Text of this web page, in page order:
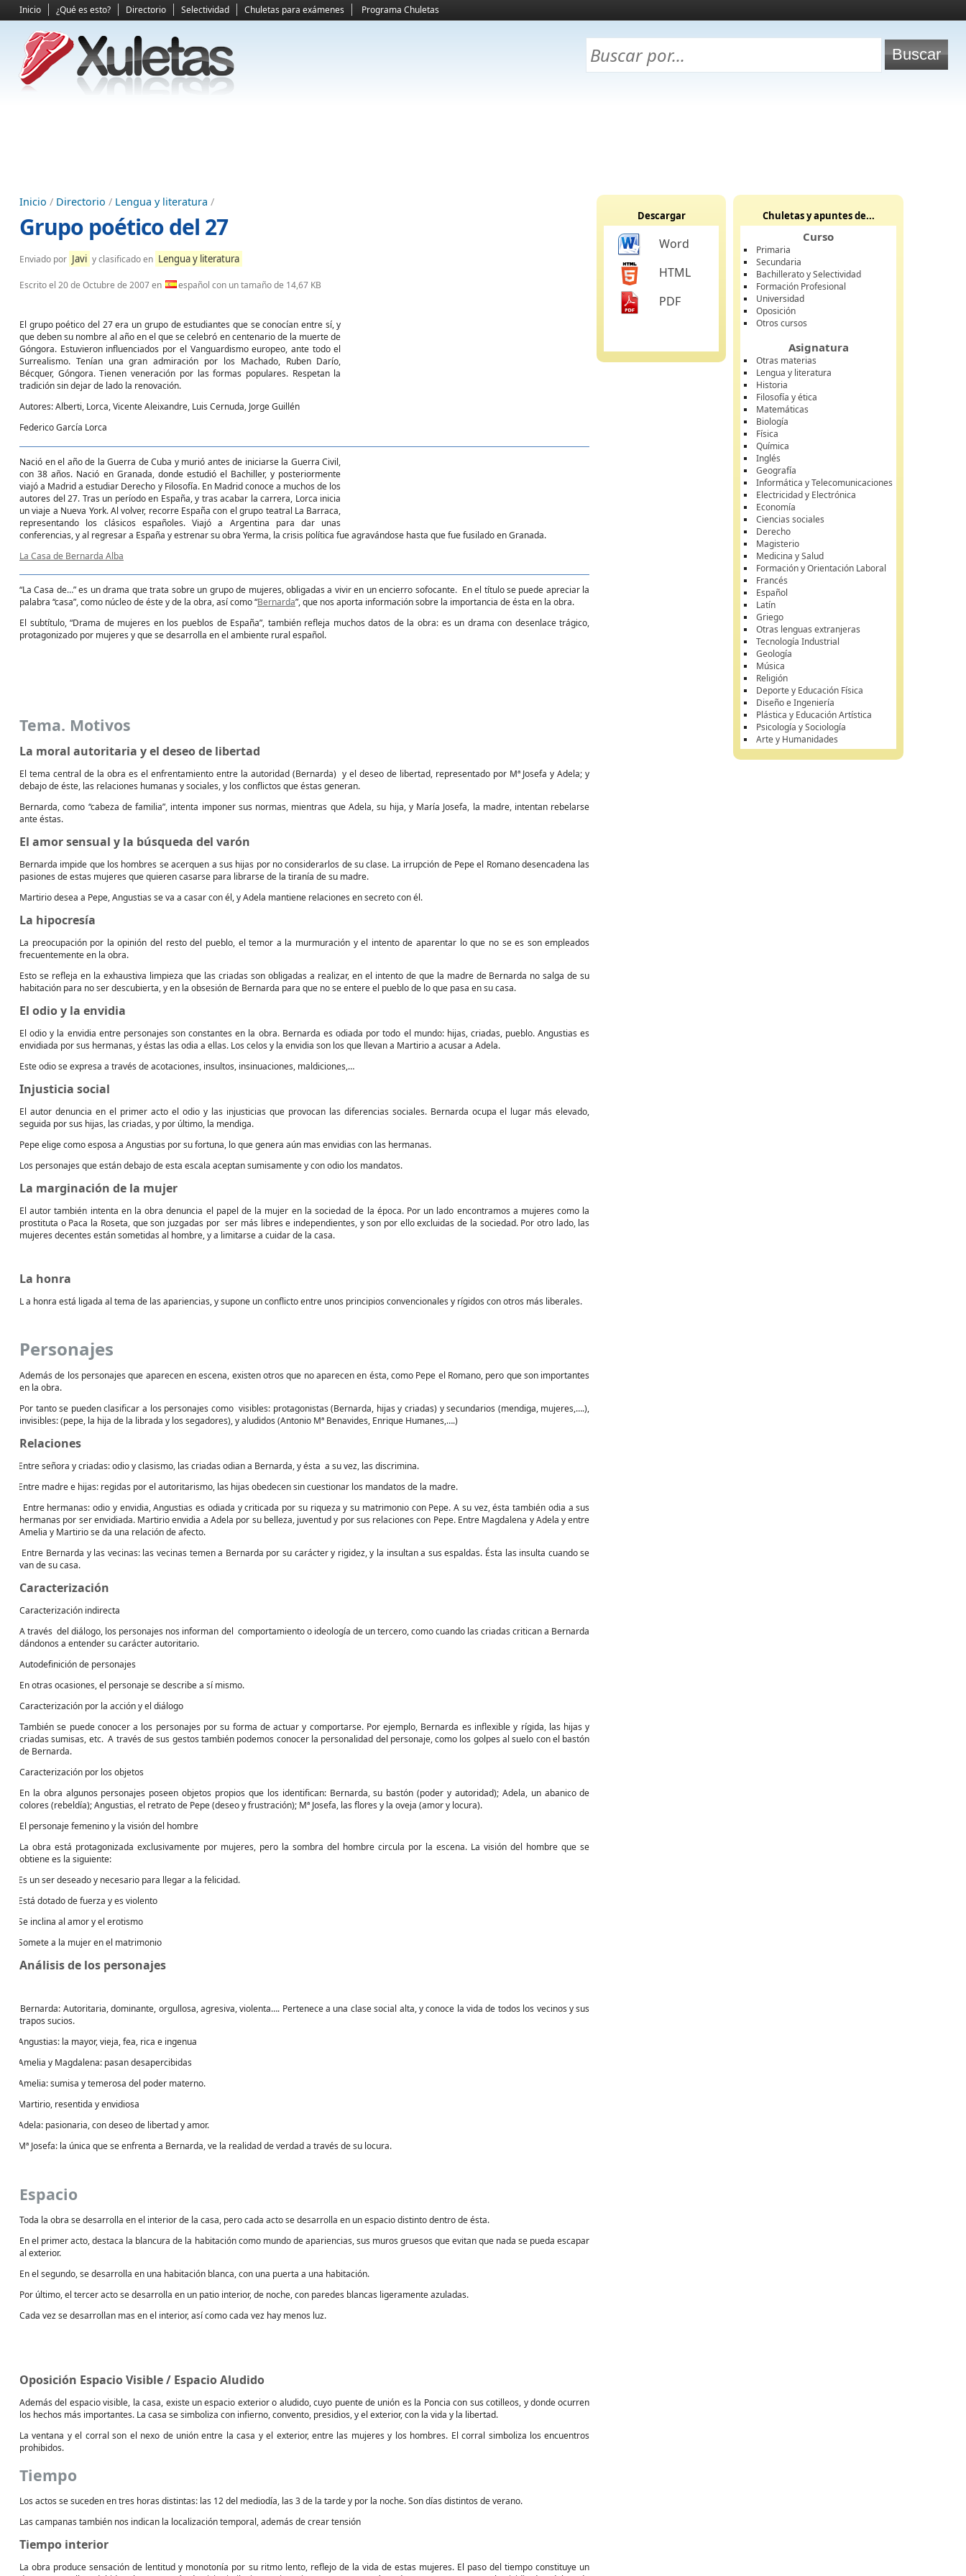
Inicio ¿Qué es esto? Directorio Selectividad Chuletas para exámenes Programa Chuletas
Inicio / Directorio / Lengua y literatura /
Grupo poético del 27
Enviado por Javi y clasificado en Lengua y literatura
Escrito el 20 de Octubre de 2007en español con un tamaño de 14,67 KB
El grupo poético del 27 era un grupo de estudiantes que se conocían entre sí, y
que deben su nombre al año en el que se celebró en centenario de la muerte de
Góngora. Estuvieron influenciados por el Vanguardismo europeo, ante todo el
Surrealismo. Tenían una gran admiración por los Machado, Ruben Darío,
Bécquer, Góngora. Tienen veneración por las formas populares. Respetan la
tradición sin dejar de lado la renovación.
Autores: Alberti, Lorca, Vicente Aleixandre, Luis Cernuda, Jorge Guillén
Federico García Lorca
Nació en el año de la Guerra de Cuba y murió antes de iniciarse la Guerra Civil,
con 38 años. Nació en Granada, donde estudió el Bachiller, y posteriormente
viajó a Madrid a estudiar Derecho y Filosofía. En Madrid conoce a muchos de los
autores del 27. Tras un período en España, y tras acabar la carrera, Lorca inicia
un viaje a Nueva York. Al volver, recorre España con el grupo teatral La Barraca,
representando los clásicos españoles. Viajó a Argentina para dar unas
conferencias, y al regresar a España y estrenar su obra Yerma, la crisis política fue agravándose hasta que fue fusilado en Granada.
La Casa de Bernarda Alba
“La Casa de…” es un drama que trata sobre un grupo de mujeres, obligadas a vivir en un encierro sofocante. En el título se puede apreciar la
palabra “casa”, como núcleo de éste y de la obra, así como “Bernarda”, que nos aporta información sobre la importancia de ésta en la obra.
El subtítulo, “Drama de mujeres en los pueblos de España”, también refleja muchos datos de la obra: es un drama con desenlace trágico,
protagonizado por mujeres y que se desarrolla en el ambiente rural español.
Tema. Motivos
La moral autoritaria y el deseo de libertad
El tema central de la obra es el enfrentamiento entre la autoridad (Bernarda) y el deseo de libertad, representado por Mª Josefa y Adela; y
debajo de éste, las relaciones humanas y sociales, y los conflictos que éstas generan.
Bernarda, como “cabeza de familia”, intenta imponer sus normas, mientras que Adela, su hija, y María Josefa, la madre, intentan rebelarse
ante éstas.
El amor sensual y la búsqueda del varón
Bernarda impide que los hombres se acerquen a sus hijas por no considerarlos de su clase. La irrupción de Pepe el Romano desencadena las
pasiones de estas mujeres que quieren casarse para librarse de la tiranía de su madre.
Martirio desea a Pepe, Angustias se va a casar con él, y Adela mantiene relaciones en secreto con él.
La hipocresía
La preocupación por la opinión del resto del pueblo, el temor a la murmuración y el intento de aparentar lo que no se es son empleados
frecuentemente en la obra.
Esto se refleja en la exhaustiva limpieza que las criadas son obligadas a realizar, en el intento de que la madre de Bernarda no salga de su
habitación para no ser descubierta, y en la obsesión de Bernarda para que no se entere el pueblo de lo que pasa en su casa.
El odio y la envidia
El odio y la envidia entre personajes son constantes en la obra. Bernarda es odiada por todo el mundo: hijas, criadas, pueblo. Angustias es
envidiada por sus hermanas, y éstas las odia a ellas. Los celos y la envidia son los que llevan a Martirio a acusar a Adela.
Este odio se expresa a través de acotaciones, insultos, insinuaciones, maldiciones,…
Injusticia social
El autor denuncia en el primer acto el odio y las injusticias que provocan las diferencias sociales. Bernarda ocupa el lugar más elevado,
seguida por sus hijas, las criadas, y por último, la mendiga.
Pepe elige como esposa a Angustias por su fortuna, lo que genera aún mas envidias con las hermanas.
Los personajes que están debajo de esta escala aceptan sumisamente y con odio los mandatos.
La marginación de la mujer
El autor también intenta en la obra denuncia el papel de la mujer en la sociedad de la época. Por un lado encontramos a mujeres como la
prostituta o Paca la Roseta, que son juzgadas por ser más libres e independientes, y son por ello excluidas de la sociedad. Por otro lado, las
mujeres decentes están sometidas al hombre, y a limitarse a cuidar de la casa.
La honra
L a honra está ligada al tema de las apariencias, y supone un conflicto entre unos principios convencionales y rígidos con otros más liberales.
Personajes
Además de los personajes que aparecen en escena, existen otros que no aparecen en ésta, como Pepe el Romano, pero que son importantes
en la obra.
Por tanto se pueden clasificar a los personajes como visibles: protagonistas (Bernarda, hijas y criadas) y secundarios (mendiga, mujeres,….),
invisibles: (pepe, la hija de la librada y los segadores), y aludidos (Antonio Mª Benavides, Enrique Humanes,….)
Relaciones
Entre señora y criadas: odio y clasismo, las criadas odian a Bernarda, y ésta a su vez, las discrimina.
Entre madre e hijas: regidas por el autoritarismo, las hijas obedecen sin cuestionar los mandatos de la madre.
Entre hermanas: odio y envidia, Angustias es odiada y criticada por su riqueza y su matrimonio con Pepe. A su vez, ésta también odia a sus
hermanas por ser envidiada. Martirio envidia a Adela por su belleza, juventud y por sus relaciones con Pepe. Entre Magdalena y Adela y entre
Amelia y Martirio se da una relación de afecto.
Entre Bernarda y las vecinas: las vecinas temen a Bernarda por su carácter y rigidez, y la insultan a sus espaldas. Ésta las insulta cuando se
van de su casa.
Caracterización
Caracterización indirecta
A través del diálogo, los personajes nos informan del comportamiento o ideología de un tercero, como cuando las criadas critican a Bernarda
dándonos a entender su carácter autoritario.
Autodefinición de personajes
En otras ocasiones, el personaje se describe a sí mismo.
Caracterización por la acción y el diálogo
También se puede conocer a los personajes por su forma de actuar y comportarse. Por ejemplo, Bernarda es inflexible y rígida, las hijas y
criadas sumisas, etc. A través de sus gestos también podemos conocer la personalidad del personaje, como los golpes al suelo con el bastón
de Bernarda.
Caracterización por los objetos
En la obra algunos personajes poseen objetos propios que los identifican: Bernarda, su bastón (poder y autoridad); Adela, un abanico de
colores (rebeldía); Angustias, el retrato de Pepe (deseo y frustración); Mª Josefa, las flores y la oveja (amor y locura).
El personaje femenino y la visión del hombre
La obra está protagonizada exclusivamente por mujeres, pero la sombra del hombre circula por la escena. La visión del hombre que se
obtiene es la siguiente:
Es un ser deseado y necesario para llegar a la felicidad.
Está dotado de fuerza y es violento
Se inclina al amor y el erotismo
Somete a la mujer en el matrimonio
Análisis de los personajes
Bernarda: Autoritaria, dominante, orgullosa, agresiva, violenta…. Pertenece a una clase social alta, y conoce la vida de todos los vecinos y sus
trapos sucios.
Angustias: la mayor, vieja, fea, rica e ingenua
Amelia y Magdalena: pasan desapercibidas
Amelia: sumisa y temerosa del poder materno.
Martirio, resentida y envidiosa
Adela: pasionaria, con deseo de libertad y amor.
Mª Josefa: la única que se enfrenta a Bernarda, ve la realidad de verdad a través de su locura.
Espacio
Toda la obra se desarrolla en el interior de la casa, pero cada acto se desarrolla en un espacio distinto dentro de ésta.
En el primer acto, destaca la blancura de la habitación como mundo de apariencias, sus muros gruesos que evitan que nada se pueda escapar
al exterior.
En el segundo, se desarrolla en una habitación blanca, con una puerta a una habitación.
Por último, el tercer acto se desarrolla en un patio interior, de noche, con paredes blancas ligeramente azuladas.
Cada vez se desarrollan mas en el interior, así como cada vez hay menos luz.
Oposición Espacio Visible / Espacio Aludido
Además del espacio visible, la casa, existe un espacio exterior o aludido, cuyo puente de unión es la Poncia con sus cotilleos, y donde ocurren
los hechos más importantes. La casa se simboliza con infierno, convento, presidios, y el exterior, con la vida y la libertad.
La ventana y el corral son el nexo de unión entre la casa y el exterior, entre las mujeres y los hombres. El corral simboliza los encuentros
prohibidos.
Tiempo
Los actos se suceden en tres horas distintas: las 12 del mediodía, las 3 de la tarde y por la noche. Son días distintos de verano.
Las campanas también nos indican la localización temporal, además de crear tensión
Tiempo interior
La obra produce sensación de lentitud y monotonía por su ritmo lento, reflejo de la vida de estas mujeres. El paso del tiempo constituye un
Descargar
Word
HTML
PDF
Chuletas y apuntes de...
Curso
Primaria
Secundaria
Bachillerato y Selectividad
Formación Profesional
Universidad
Oposición
Otros cursos
Asignatura
Otras materias
Lengua y literatura
Historia
Filosofía y ética
Matemáticas
Biología
Física
Química
Inglés
Geografía
Informática y Telecomunicaciones
Electricidad y Electrónica
Economía
Ciencias sociales
Derecho
Magisterio
Medicina y Salud
Formación y Orientación Laboral
Francés
Español
Latín
Griego
Otras lenguas extranjeras
Tecnología Industrial
Geología
Música
Religión
Deporte y Educación Física
Diseño e Ingeniería
Plástica y Educación Artística
Psicología y Sociología
Arte y Humanidades